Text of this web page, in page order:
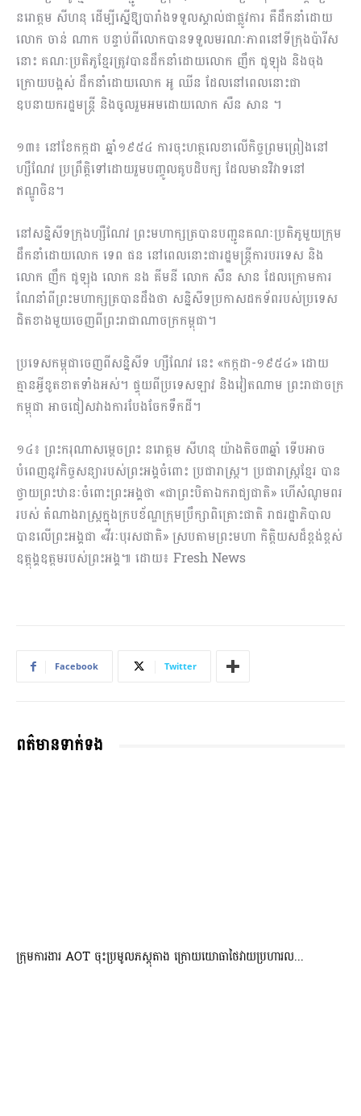
នរោត្តម សីហនុ ដើម្បីស្នើឱ្យបារាំងទទួលស្គាល់ជាផ្លូវការ គឺដឹកនាំដោយ
លោក ចាន់ ណាក បន្ទាប់ពីលោកបានទទួលមរណៈភាពនៅទីក្រុងប៉ារីស
នោះ គណៈប្រតិភូខ្មែរត្រូវបានដឹកនាំដោយលោក ញឹក ជូឡុង និងចុង
ក្រោយបង្អស់ ដឹកនាំដោយលោក អូ ឈីន ដែលនៅពេលនោះជា
ឧបនាយករដ្ឋមន្ត្រី និងចូលរួមអមដោយលោក សឺន សាន ។
១៣៖ នៅខែកក្កដា ឆ្នាំ១៩៥៤ ការចុះហត្ថលេខាលើកិច្ចព្រមព្រៀងនៅ
ហ្សឺណែវ ប្រព្រឹត្តិទៅដោយរួមបញ្ចូលគូបដិបក្ស ដែលមានវិវាទនៅ
ឥណ្ឌូចិន។
នៅសន្និសីទក្រុងហ្សឺណែវ ព្រះមហាក្សត្របានបញ្ជូនគណៈប្រតិភូមួយក្រុម
ដឹកនាំដោយលោក ទេព ផន នៅពេលនោះជារដ្ឋមន្ត្រីការបរទេស និង
លោក ញឹក ជូឡុង លោក នង គីមនី លោក សឺន សាន ដែលក្រោមការ
ណែនាំពីព្រះមហាក្សត្របានដឹងថា សន្និសីទប្រកាសដកទ័ពរបស់ប្រទេស
ជិតខាងមួយចេញពីព្រះរាជាណាចក្រកម្ពុជា។
ប្រទេសកម្ពុជាចេញពីសន្និសីទ ហ្សឺណែវ នេះ «កក្កដា-១៩៥៤» ដោយ
គ្មានអ្វីខូតខាតទាំងអស់។ ផ្ទុយពីប្រទេសឡាវ និងវៀតណាម ព្រះរាជាចក្រ
កម្ពុជា អាចជៀសវាងការបែងចែកទឹកដី។
១៤៖ ព្រះករុណាសម្ដេចព្រះ នរោត្តម សីហនុ យ៉ាងតិច៣ឆ្នាំ ទើបអាច
បំពេញនូវកិច្ចសន្យារបស់ព្រះអង្គចំពោះ ប្រជារាស្ត្រ។ ប្រជារាស្ត្រខ្មែរ បាន
ថ្វាយព្រះឋានៈចំពោះព្រះអង្គថា «ជាព្រះបិតាឯករាជ្យជាតិ» ហើសំណូមពរ
របស់ តំណាងរាស្ត្រក្នុងក្របខ័ណ្ឌក្រុមប្រឹក្សាពិគ្រោះជាតិ រាជរដ្ឋាភិបាល
បានលើព្រះអង្គជា «វីរៈបុរសជាតិ» ស្របតាមព្រះមហា កិត្តិយសដ៏ខ្ពង់ខ្ពស់
ឧត្តុង្គឧត្តមរបស់ព្រះអង្គ៕ ដោយ៖ Fresh News
Facebook Twitter
ពត៌មានទាក់ទង
ក្រុមការងារ AOT ចុះប្រមូលភស្តុតាង ក្រោយយោធាថៃវាយប្រហារល...